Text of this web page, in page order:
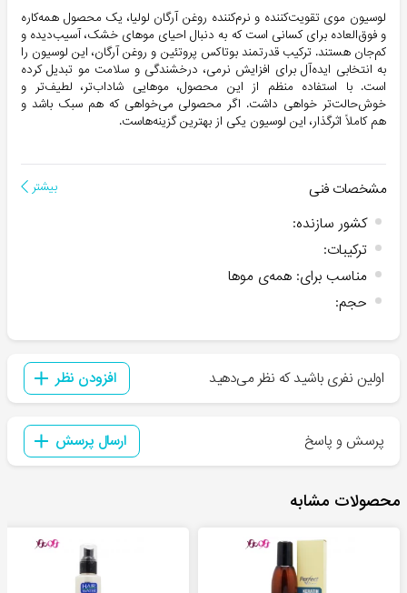
لوسیون موی تقویت‌کننده و نرم‌کننده روغن آرگان لولیا، یک محصول همه‌کاره
و فوق‌العاده برای کسانی است که به دنبال احیای موهای خشک، آسیب‌دیده و
کم‌جان هستند. ترکیب قدرتمند بوتاکس پروتئین و روغن آرگان، این لوسیون را
به انتخابی ایده‌آل برای افزایش نرمی، درخشندگی و سلامت مو تبدیل کرده
است. با استفاده منظم از این محصول، موهایی شاداب‌تر، لطیف‌تر و
خوش‌حالت‌تر خواهی داشت. اگر محصولی می‌خواهی که هم سبک باشد و
هم کاملاً اثرگذار، این لوسیون یکی از بهترین گزینه‌هاست.
مشخصات فنی بیشتر
کشور سازنده:
ترکیبات:
مناسب برای: همه‌ی موها
حجم:
اولین نفری باشید که نظر می‌دهید افزودن نظر
پرسش و پاسخ ارسال پرسش
محصولات مشابه